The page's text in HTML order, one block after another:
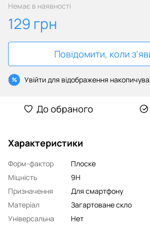
Немає в наявності
129 грн
Повідомити, коли
% Увійти для відображення
До обраного
Характеристики
Форм-фактор
Плоске
Міцність
9H
Призначення
Для смартфону
Матеріал
Загартоване скло
Універсальна
Нет